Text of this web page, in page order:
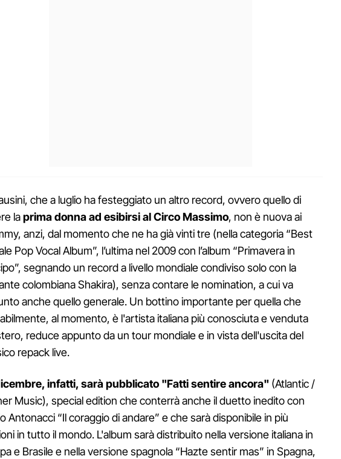
che a luglio ha festeggiato un altro record, ovvero quello di
laprima donna ad esibirsi al Circo Massimo, non è nuova ai
anzi, dal momento che ne ha già vinti tre (nella categoria “Best
Pop Vocal Album”, l’ultima nel 2009 con l’album “Primavera in
segnando un record a livello mondiale condiviso solo con la
colombiana Shakira), senza contare le nomination, a cui va
anche quello generale. Un bottino importante per quella che
al momento, è l'artista italiana più conosciuta e venduta
reduce appunto da un tour mondiale e in vista dell'uscita del
repack live.
infatti, sarà pubblicato "Fatti sentire ancora" (Atlantic /
Music), special edition che conterrà anche il duetto inedito con
Antonacci “Il coraggio di andare” e che sarà disponibile in più
in tutto il mondo. L'album sarà distribuito nella versione italiana in
e Brasile e nella versione spagnola “Hazte sentir mas” in Spagna,